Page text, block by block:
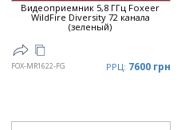
Видеоприемник 5,8 ГГц Foxeer
WildFire Diversity 72 канала
(зеленый)
FOX-MR1622-FG РРЦ: 7600 грн